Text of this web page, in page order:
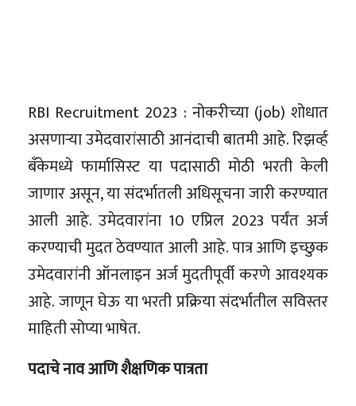
RBI Recruitment 2023 : नोकरीच्या (job) शोधात
असणाऱ्या उमेदवारांसाठी आनंदाची बातमी आहे. रिझर्व्ह
बँकेमध्ये फार्मासिस्ट या पदासाठी मोठी भरती केली
जाणार असून, या संदर्भातली अधिसूचना जारी करण्यात
आली आहे. उमेदवारांना 10 एप्रिल 2023 पर्यंत अर्ज
करण्याची मुदत ठेवण्यात आली आहे. पात्र आणि इच्छुक
उमेदवारांनी ऑनलाइन अर्ज मुदतीपूर्वी करणे आवश्यक
आहे. जाणून घेऊ या भरती प्रक्रिया संदर्भातील सविस्तर
माहिती सोप्या भाषेत.
पदाचे नाव आणि शैक्षणिक पात्रता